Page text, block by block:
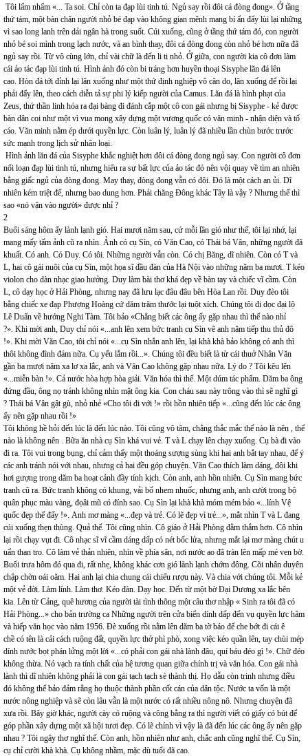
Tôi lẩm nhẩm «... Ta soi. Chỉ còn ta đạp lùi tinh tú. Ngủ say rồi đôi cá đòng đong». Ở tầng
thứ tám, một bàn chân người nhỏ bé đạp vào không gian mênh mang bí ẩn đẩy lùi lại những
vì sao long lanh trên dải ngân hà trong suốt. Cúi xuống, cũng ở tầng thứ tám đó, con người
nhỏ bé soi mình trong lạch nước, và an bình thay, đôi cá đòng đong còn nhỏ bé hơn nữa đã
ngủ say rồi. Từ vô cùng lớn, chỉ vài chữ là đến li ti nhỏ. Ở giữa, con người kia cô đơn làm
cái ảo tác đạp lùi tinh tú. Hình ảnh đó còn bi tráng hơn huyền thoại Sisyphe lăn đá lên
cao. Hòn đá tới đỉnh lại lăn xuống như một thứ định nghiệp vô căn do, lăn xuống để rồi lại
phải đẩy lên, theo cách diễn tả sự phi lý kiếp người của Camus. Lăn đá là hình phạt của
Zeus, thứ thần linh hóa ra đại bàng đi đánh cắp một cô con gái nhưng bị Sisyphe - kẻ được
bàn dân coi như một vì vua mong xây dựng một vương quốc có văn minh - nhận diện và tố
cáo. Văn minh nằm ép dưới quyền lực. Còn luân lý, luân lý đã nhiều lần chùn bước trước
sức mạnh trong lịch sử nhân loại.
Hình ảnh lăn đá của Sisyphe khắc nghiệt hơn đôi cá đòng đong ngủ say. Con người cô đơn
nổi loạn đạp lùi tinh tú, nhưng hiểu ra sự bất lực của ảo tác đó nên vội quay về tìm an nhiên
bằng giấc ngủ của đòng đong. May thay, đòng đong vẫn có đôi. Đó là một cách an ủi. Dĩ
nhiên kém triệt để, nhưng bao dung hơn. Phải chăng Đông khác Tây là vậy ? Nhưng thế thì
sao «nó vận vào người» được nhỉ ?
2
Buổi sáng hôm ấy lành lạnh gió. Hai mươi năm sau, cứ mỗi lần gió như thế, tôi lại nhớ, lại
mang mấy tấm ảnh cũ ra nhìn. Ảnh có cụ Sìn, có Văn Cao, có Thái bá Vân, những người đã
khuất. Có anh. Có Duy. Có tôi. Những người vẫn còn. Có chị Băng, dĩ nhiên. Còn có T và
L, hai cô gái nuôi của cụ Sìn, một họa sĩ đầu đàn của Hà Nội vào những năm ba mươi. T kéo
violon cho dàn nhạc giao hưởng. Duy làm bài thơ khá đẹp về bàn tay và chiếc vĩ cầm. Còn
L, cô dạy học ở Hải Phòng, nhưng nay đã lưu lạc đâu đâu bên Hòa Lan rồi. Duy đèo tôi
bằng chiếc xe đạp Phượng Hoàng cứ dăm trăm thước lại tuột xích. Chúng tôi đi dọc đại lộ
Lê Duẩn về hướng Nghi Tàm. Tôi bảo «Chẳng biết các ông ấy gặp nhau thì thế nào nhỉ
?». Khi mời anh, Duy chỉ nói «...anh lên xem bức tranh cụ Sìn vẽ anh năm tiếp thu thủ đô
!». Khi mời Văn Cao, tôi chỉ nói «...cụ Sìn nhắn anh lên, lại khà khà bảo không có anh thì
thôi không đình đám nữa. Cụ yếu lắm rồi...». Chúng tôi đều biết là từ cái thuở Nhân Văn
gần ba mươi năm xa lơ xa lắc, anh và Văn Cao không gặp nhau nữa. Lý do ? Tôi kêu lên
«...miễn bàn !». Cả nước hòa hợp hòa giải. Văn hóa thì thế. Một dúm tác phẩm. Dăm ba ông
đứng đầu, ông nọ tránh không nhìn mặt ông kia. Con cháu sau này trông vào thì sẽ nghĩ gì
? Thái bá Vân gật gù, nhỏ nhẻ «Cho tôi đi với !» rồi hồn nhiên tiếp «...cũng đến lúc các ông
ấy nên gặp nhau rồi !»
Tôi không hề hỏi đến lúc là đến lúc nào. Tôi cũng vô tâm, chẳng thắc mắc thế nào là nên , thế
nào là không nên . Bữa ăn nhà cụ Sìn khá vui vẻ. T và L chạy lên chạy xuống. Cụ bà đi vào
đi ra. Tôi vui trong bụng, chỉ cảm thấy một thoáng sượng sùng khi hai anh bắt tay nhau, để ý
các anh tránh nói với nhau, nhưng cả hai đều góp chuyện. Văn Cao thích làm dáng, đôi khi
hơi gượng trong dăm ba hoạt cảnh đầy tính kịch. Còn anh, anh hồn nhiên. Cụ Sìn mang bức
tranh cũ ra. Bức tranh không có khung, vải bố nhem nhuốc, nhưng anh, anh cười trong bộ
quân phục màu vàng, đọâi mũ có đính sao. Cụ Sìn lại khà khà móm mém bảo «...lính Vệ
quốc đẹp thế đấy !». Anh mơ màng «...đẹp và trẻ. Có lẽ đẹp vì trẻ...», mắt nhìn T và L đang
cúi xuống thẹn thùng. Quả thế. Tôi cũng nhìn. Cô giáo ở Hải Phòng đằm thắm hơn. Cô nhìn
lại rồi chạy vụt đi. Cô nhạc sĩ vĩ cầm dáng dấp có nét bốc lửa, nhưng mắt lại mơ màng chút u
uẩn than tro. Cô làm vẻ thản nhiên, nhìn về phía sân, nơi nước ao đã tràn lên mấp mé ven bờ.
Buổi trưa hôm đó qua đi, rất nhẹ, không khác cơn gió lành lạnh chớm đông. Cõi nhân duyên
chập chờn oái oăm. Hai anh lại chia chung cái chiếu rượu này. Và chia với chúng tôi. Mỗi kẻ
một vẻ đời. Làm lính. Làm thơ. Kéo đàn. Dạy học. Đến từ một bờ Đại Dương xa lắc bên
kia. Lên từ Cảng, quê hương của người tài tình thõng một câu thơ nhập « Sinh ra tôi đã có
Hải Phòng...» cho bản trường ca Những người trên cửa biển dính dấp đến vụ quyền lực hãm
và hiếp văn học vào năm 1956. Đè xuống rồi nằm lên dăm ba tờ báo để che bớt đi cái ê
chề có tên là cải cách ruộng đất, quyền lực thở phì phò, xong việc kéo quần lên, tay chùi mép
dính nước bọt phán lửng một lời «...có phải con gái nhà lành đâu, quí báu đéo gì !». Chữ đéo
không thừa. Nó vạch ra tính chất của hệ tương quan giữa chính trị và văn hóa. Con gái nhà
lành thì dĩ nhiên không phải là con gái tạch tạch sè thành thị. Họ dẫu còn trinh nhưng điều
đó không thể bảo đảm rằng họ thuộc thành phần cốt cán của dân tộc. Nước ta vốn là một
nước nông nghiệp và sẽ còn lâu vẫn là một nước có rất nhiều nông nô. Nhưng chuyện đã
xưa rồi. Bây giờ khác, người cày có ruộng và công bằng ra thì người viết có giấy có bút để
góp phần xây dựng một xã hội tươi đẹp. Có lẽ chính vì vậy là đã đến lúc các ông ấy nên gặp
nhau ? Tôi ngây thơ nghĩ thế. Còn anh, hồn nhiên như anh, chắc anh cũng nghĩ thế. Cụ Sìn,
cụ chỉ cười khà khà. Cụ không nhầm, mặc dù tuổi đã cao.